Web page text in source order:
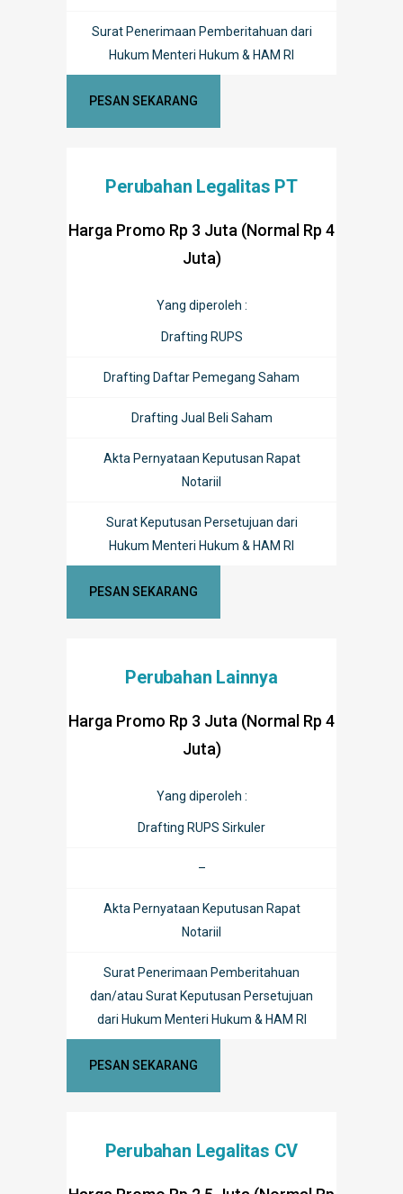
Surat Penerimaan Pemberitahuan dari
Hukum Menteri Hukum & HAM RI
PESAN SEKARANG
Perubahan Legalitas PT
Harga Promo Rp 3 Juta (Normal Rp 4
Juta)
Yang diperoleh :
Drafting RUPS
Drafting Daftar Pemegang Saham
Drafting Jual Beli Saham
Akta Pernyataan Keputusan Rapat
Notariil
Surat Keputusan Persetujuan dari
Hukum Menteri Hukum & HAM RI
PESAN SEKARANG
Perubahan Lainnya
Harga Promo Rp 3 Juta (Normal Rp 4
Juta)
Yang diperoleh :
Drafting RUPS Sirkuler
–
Akta Pernyataan Keputusan Rapat
Notariil
Surat Penerimaan Pemberitahuan
dan/atau Surat Keputusan Persetujuan
dari Hukum Menteri Hukum & HAM RI
PESAN SEKARANG
Perubahan Legalitas CV